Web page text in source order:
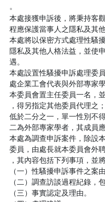
。
本處接獲申訴後，將秉持客
程應保護當事人之隱私及其
本處將以保密方式處理性騷
隱私及其他人格法益，並使
遇。
本處設置性騷擾申訴處理委
處企業工會代表與外部專家
本委員會置主任委員一名，
，得另指定其他委員代理之
低於二分之一，單一性別不
二為外部專家學者，其成員
本處為調查申訴案件，除設
委員，由處長就本委員會外
，其內容包括下列事項，並
（一）性騷擾申訴事件之案
（二）調查訪談過程紀錄，
（三）事實認定及理由。